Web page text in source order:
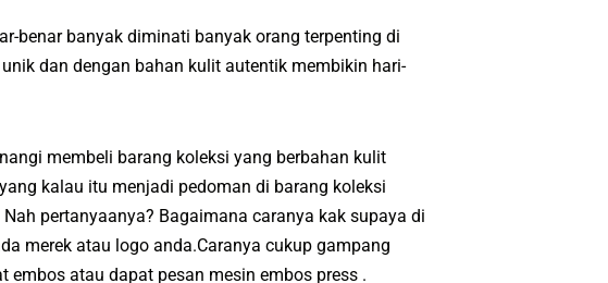
benar banyak diminati banyak orang terpenting di
dan dengan bahan kulit autentik membikin hari-
membeli barang koleksi yang berbahan kulit
kalau itu menjadi pedoman di barang koleksi
pertanyaanya? Bagaimana caranya kak supaya di
merek atau logo anda.Caranya cukup gampang
atau dapat pesan mesin embos press .